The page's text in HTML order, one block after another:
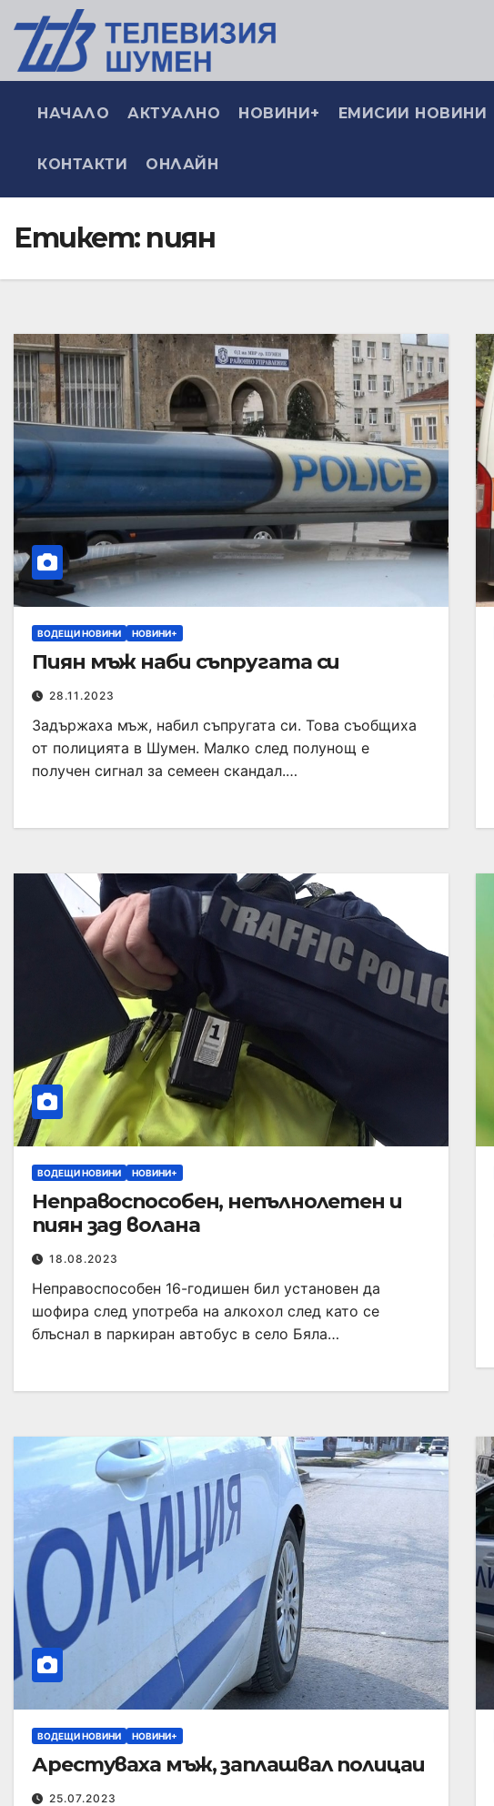
НАЧАЛО АКТУАЛНО НОВИНИ+ ЕМИСИИ НОВИНИ
КОНТАКТИ ОНЛАЙН
Етикет: пиян
ВОДЕЩИ НОВИНИ НОВИНИ+
Пиян мъж наби съпругата си
28.11.2023
Задържаха мъж, набил съпругата си. Това съобщиха
от полицията в Шумен. Малко след полунощ е
получен сигнал за семеен скандал.…
ВОДЕЩИ НОВИНИ НОВИНИ+
Неправоспособен, непълнолетен и
пиян зад волана
18.08.2023
Неправоспособен 16-годишен бил установен да
шофира след употреба на алкохол след като се
блъснал в паркиран автобус в село Бяла…
ВОДЕЩИ НОВИНИ НОВИНИ+
Арестуваха мъж, заплашвал полицаи
25.07.2023